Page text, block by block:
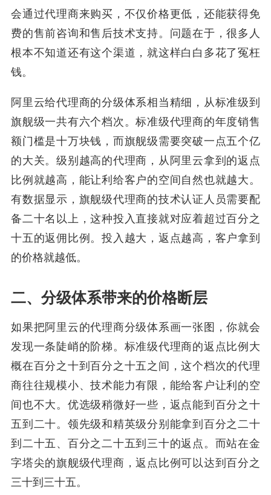
会通过代理商来购买，不仅价格更低，还能获得免
费的售前咨询和售后技术支持。问题在于，很多人
根本不知道还有这个渠道，就这样白白多花了冤枉
钱。
阿里云给代理商的分级体系相当精细，从标准级到
旗舰级一共有六个档次。标准级代理商的年度销售
额门槛是十万块钱，而旗舰级需要突破一点五个亿
的大关。级别越高的代理商，从阿里云拿到的返点
比例就越高，能让利给客户的空间自然也就越大。
有数据显示，旗舰级代理商的技术认证人员需要配
备二十名以上，这种投入直接就对应着超过百分之
十五的返佣比例。投入越大，返点越高，客户拿到
的价格就越低。
二、分级体系带来的价格断层
如果把阿里云的代理商分级体系画一张图，你就会
发现一条陡峭的阶梯。标准级代理商的返点比例大
概在百分之十到百分之十五之间，这个档次的代理
商往往规模小、技术能力有限，能给客户让利的空
间也不大。优选级稍微好一些，返点能到百分之十
五到二十。领先级和精英级分别能拿到百分之二十
到二十五、百分之二十五到三十的返点。而站在金
字塔尖的旗舰级代理商，返点比例可以达到百分之
三十到三十五。